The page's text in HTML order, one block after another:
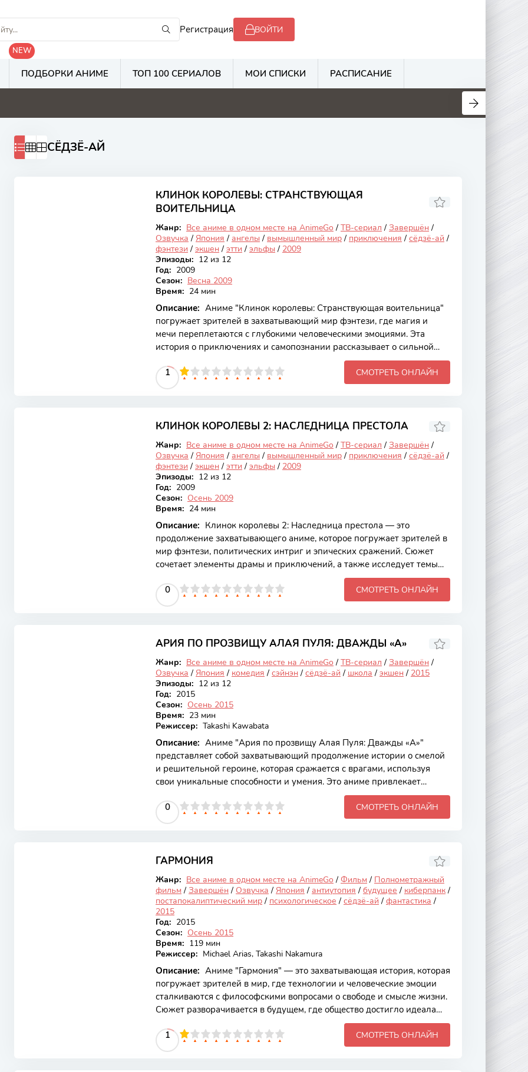
Регистрация ВОЙТИ
NEW
ПОДБОРКИ АНИМЕ ТОП 100 СЕРИАЛОВ МОИ СПИСКИ РАСПИСАНИЕ
СЁДЗЁ-АЙ
КЛИНОК КОРОЛЕВЫ: СТРАНСТВУЮЩАЯ
ВОИТЕЛЬНИЦА
Жанр: Все аниме в одном месте на AnimeGo / ТВ-сериал / Завершён /
Озвучка / Япония / ангелы / вымышленный мир / приключения / сёдзё-ай /
фэнтези / экшен / этти / эльфы / 2009
Эпизоды: 12 из 12
Год: 2009
Сезон: Весна 2009
Время: 24 мин
Описание: Аниме "Клинок королевы: Странствующая воительница"
погружает зрителей в захватывающий мир фэнтези, где магия и
мечи переплетаются с глубокими человеческими эмоциями. Эта
история о приключениях и самопознании рассказывает о сильной
женщине, которая стремится изменить свою судьбу и защитить тех,
кто ей дорог. Сочетая элементы драмы, экшена и эпического фэнтези,
"Клинок королевы" привлекает внимание как зрителей, так и
незаурядной храбростью. События начинаются
1
4 5 6 7 8 9 10 СМОТРЕТЬ ОНЛАЙН
КЛИНОК КОРОЛЕВЫ 2: НАСЛЕДНИЦА ПРЕСТОЛА
Жанр: Все аниме в одном месте на AnimeGo / ТВ-сериал / Завершён /
Озвучка / Япония / ангелы / вымышленный мир / приключения / сёдзё-ай /
фэнтези / экшен / этти / эльфы / 2009
Эпизоды: 12 из 12
Год: 2009
Сезон: Осень 2009
Время: 24 мин
Описание: Клинок королевы 2: Наследница престола — это
продолжение захватывающего аниме, которое погружает зрителей в
мир фэнтези, политических интриг и эпических сражений. Сюжет
сочетает элементы драмы и приключений, а также исследует темы
власти, преданности и самопожертвования. Уникальные персонажи,
яркая анимация и глубокая проработка мира делают это аниме
привлекательным для поклонников жанра. Основной сюжет
потрясших королевство. Она сталкивается с множеством вызовов,
0
4 5 6 7 8 9 10 СМОТРЕТЬ ОНЛАЙН
АРИЯ ПО ПРОЗВИЩУ АЛАЯ ПУЛЯ: ДВАЖДЫ «А»
Жанр: Все аниме в одном месте на AnimeGo / ТВ-сериал / Завершён /
Озвучка / Япония / комедия / сэйнэн / сёдзё-ай / школа / экшен / 2015
Эпизоды: 12 из 12
Год: 2015
Сезон: Осень 2015
Время: 23 мин
Режиссер: Takashi Kawabata
Описание: Аниме "Ария по прозвищу Алая Пуля: Дважды «А»"
представляет собой захватывающий продолжение истории о смелой
и решительной героине, которая сражается с врагами, используя
свои уникальные способности и умения. Это аниме привлекает
внимание зрителей благодаря динамичному сюжету, ярким
персонажам и увлекательным боевым сценам, которые не оставят
равнодушными даже самых требовательных фанатов жанра. Сюжет
прозвищем Алая Пуля, сталкивается с новыми вызовами и
0
4 5 6 7 8 9 10 СМОТРЕТЬ ОНЛАЙН
ГАРМОНИЯ
Жанр: Все аниме в одном месте на AnimeGo / Фильм / Полнометражный
фильм / Завершён / Озвучка / Япония / антиутопия / будущее / киберпанк /
постапокалиптический мир / психологическое / сёдзё-ай / фантастика /
2015
Год: 2015
Сезон: Осень 2015
Время: 119 мин
Режиссер: Michael Arias, Takashi Nakamura
Описание: Аниме "Гармония" — это захватывающая история, которая
погружает зрителей в мир, где технологии и человеческие эмоции
сталкиваются с философскими вопросами о свободе и смысле жизни.
Сюжет разворачивается в будущем, где общество достигло идеала
гармонии, но за этой видимой идиллией скрываются мрачные тайны.
Аниме привлекает внимание своей глубокой проработкой
персонажей и актуальными темами, такими как моральные дилеммы
1
4 5 6 7 8 9 10 СМОТРЕТЬ ОНЛАЙН